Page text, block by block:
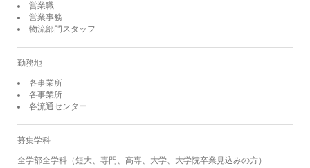
営業職
営業事務
物流部門スタッフ
勤務地
各事業所
各事業所
各流通センター
募集学科
全学部全学科（短大、専門、高専、大学、大学院卒業見込みの方）